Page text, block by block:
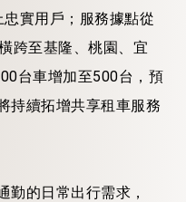
實用戶；服務據點從
跨至基隆、桃園、宜
台車增加至500台，預
持續拓增共享租車服務
勤的日常出行需求，